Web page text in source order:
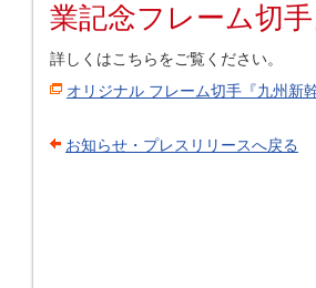
業記念フレーム切
詳しくはこちらをご覧ください。
オリジナル フレーム切手『九州新
お知らせ・プレスリリースへ戻る